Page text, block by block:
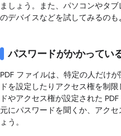
ましょう。また、パソコンやタ
のデバイスなどを試してみるのも
パスワードがかかってい
PDF ファイルは、特定の人だけ
ドを設定したりアクセス権を制
ドやアクセス権が設定された
元にパスワードを聞くか、アク
ょう。